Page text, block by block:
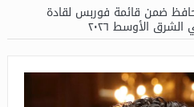
ضمن قائمة فوربس لقادة
الأوسط ٢٠٢٦